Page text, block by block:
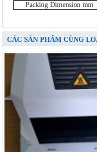
Packing Dimension mm
CÁC SẢN PHẨM CÙNG